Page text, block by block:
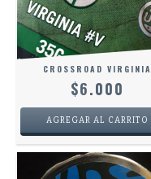
CROSSROAD VIRGINIA
$6.000